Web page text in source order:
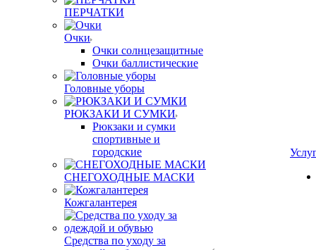
ПЕРЧАТКИ
Очки
Очки солнцезащитные
Очки баллистические
Головные уборы
РЮКЗАКИ И СУМКИ
Рюкзаки и сумки
спортивные и
городские
СНЕГОХОДНЫЕ МАСКИ
Кожгалантерея
Средства по уходу за